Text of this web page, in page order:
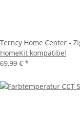
Terncy Home Center -
HomeKit kompatibel
69,99 € *